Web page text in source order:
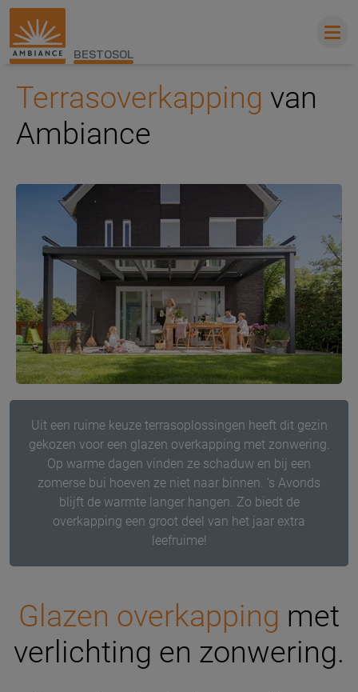
BESTOSOL
Terrasoverkapping van
Ambiance
Uit een ruime keuze terrasoplossingen heeft dit gezin
gekozen voor een glazen overkapping met zonwering.
Op warme dagen vinden ze schaduw en bij een
zomerse bui hoeven ze niet naar binnen. 's Avonds
blijft de warmte langer hangen. Zo biedt de
overkapping een groot deel van het jaar extra
leefruime!
Glazen overkapping met
verlichting en zonwering.